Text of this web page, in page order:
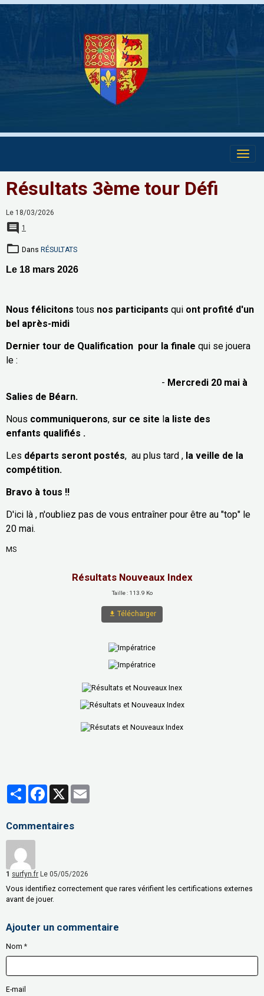
Résultats 3ème tour Défi
Le 18/03/2026
1
Dans RÉSULTATS
Le 18 mars 2026
Nous félicitons tous nos participants qui ont profité d'un
bel après-midi
Dernier tour de Qualification pour la finale qui se jouera
le :
- Mercredi 20 mai à
Salies de Béarn.
Nous communiquerons, sur ce site la liste des
enfants qualifiés .
Les départs seront postés, au plus tard , la veille de la
compétition.
Bravo à tous !!
D'ici là , n'oubliez pas de vous entraîner pour être au "top" le
20 mai.
MS
Résultats Nouveaux Index
Taille : 113.9 Ko
Télécharger
PartagerFacebook
Commentaires
1 surfyn.fr Le 05/05/2026
Vous identifiez correctement que rares vérifient les certifications externes
avant de jouer.
Ajouter un commentaire
Nom
E-mail